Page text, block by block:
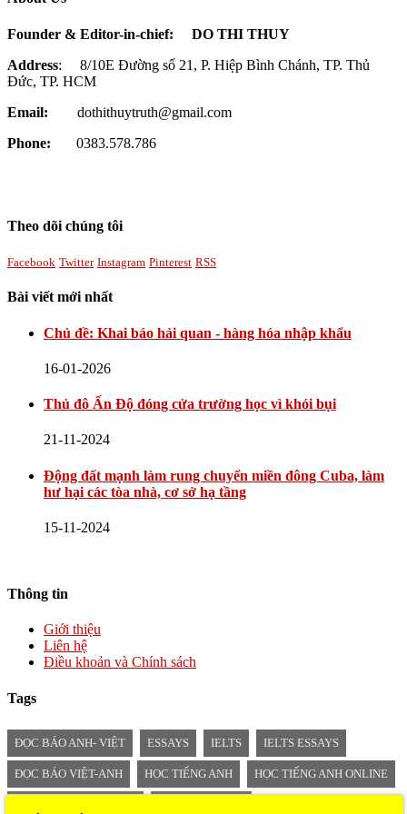
Founder & Editor-in-chief:
DO THI THUY
Address: 8/10E Đường số 21, P. Hiệp Bình Chánh, TP. Thủ
Đức, TP. HCM
Email: dothithuytruth@gmail.com
Phone: 0383.578.786
Theo dõi chúng tôi
Facebook Twitter Instagram Pinterest RSS
Bài viết mới nhất
Chủ đề: Khai báo hải quan - hàng hóa nhập khẩu
16-01-2026
Thủ đô Ấn Độ đóng cửa trường học vì khói bụi
21-11-2024
Động đất mạnh làm rung chuyển miền đông Cuba, làm
hư hại các tòa nhà, cơ sở hạ tầng
15-11-2024
Thông tin
Giới thiệu
Liên hệ
Điều khoản và Chính sách
Tags
ĐỌC BÁO ANH- VIỆT ESSAYS IELTS IELTS ESSAYS
ĐỌC BÁO VIỆT-ANH HỌC TIẾNG ANH HỌC TIẾNG ANH ONLINE